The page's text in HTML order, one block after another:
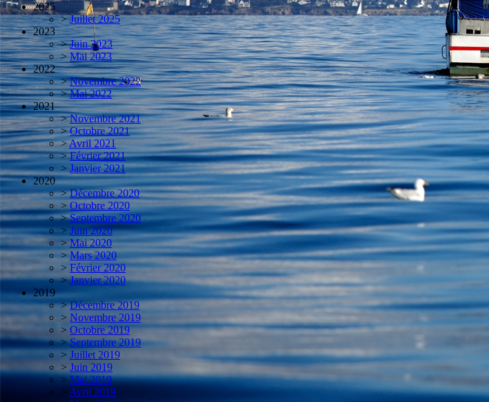
2025
> Juillet 2025
2023
> Juin 2023
> Mai 2023
2022
> Novembre 2022
> Mai 2022
2021
> Novembre 2021
> Octobre 2021
>Avril 2021
> Février 2021
> Janvier 2021
2020
> Décembre 2020
> Octobre 2020
> Septembre 2020
> Juin 2020
> Mai 2020
> Mars 2020
> Février 2020
> Janvier 2020
2019
> Décembre 2019
> Novembre 2019
> Octobre 2019
> Septembre 2019
> Juillet 2019
> Juin 2019
> Mai 2019
> Avril 2019